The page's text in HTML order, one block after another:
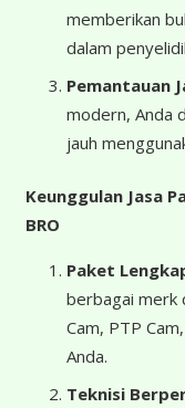
memberikan
dalam
Pemantauan
modern, Anda
jauh
Keunggulan Jasa
BRO
Paket
berbagai merk
Cam, PTP
Anda.
Teknisi